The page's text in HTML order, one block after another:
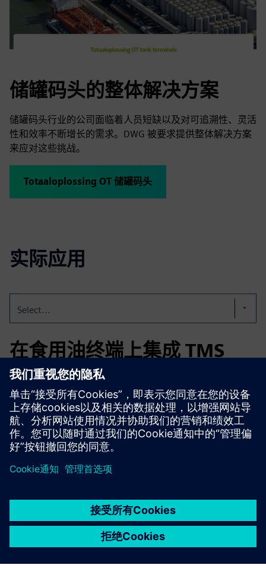
储罐码头的整体解决方案
储罐码头行业的公司面临着人员短缺以及对可追溯性、灵活
性和效率不断增长的需求。DWG 被要求提供整体解决方案
来应对这些挑战。
Totaaloplossing OT 储罐码头
实际应用
Select...
在食用油终端上集成 TMS
整合 TMS，用于两个全自动食用石油码头的订单和物流处
理；一个有 86 个储罐，储存容量为 151,000 CBM，另一个
有 277 个储罐，储存容量为 662,000 CBM。